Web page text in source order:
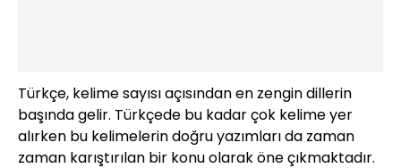
Türkçe, kelime sayısı açısından en zengin dillerin
başında gelir. Türkçede bu kadar çok kelime yer
alırken bu kelimelerin doğru yazımları da zaman
zaman karıştırılan bir konu olarak öne çıkmaktadır.